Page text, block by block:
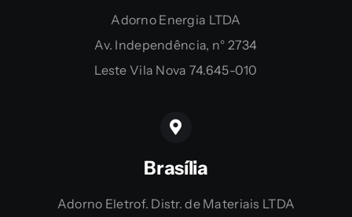
Adorno Energia LTDA
Av. Independência, n° 2734
Leste Vila Nova 74.645-010
Brasília
Adorno Eletrof. Distr. de Materiais LTDA